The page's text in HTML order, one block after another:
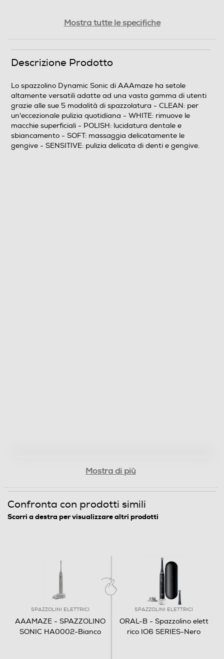
Funzioni e Plus
Tecnologia pulizia denti
Sonica
Indicatore stato batteria
Mostra tutte le specifiche
Descrizione Prodotto
Lo spazzolino Dynamic Sonic di AAAmaze ha setole
altamente versatili adatte ad una vasta gamma di utenti
grazie alle sue 5 modalità di spazzolatura - CLEAN: per
un'eccezionale pulizia quotidiana - WHITE: rimuove le
macchie superficiali - POLISH: lucidatura dentale e
sbiancamento - SOFT: massaggia delicatamente le
gengive - SENSITIVE: pulizia delicata di denti e gengive.
Mostra di più
Confronta con prodotti simili
Scorri a destra per visualizzare altri prodotti
SPAZZOLINI ELETTRICI
AAAMAZE - SPAZZOLINO
SONIC HA0002-Bianco
SPAZZOLINI ELETTRICI
ORAL-B - Spazzolino elett
rico IO6 SERIES-Nero